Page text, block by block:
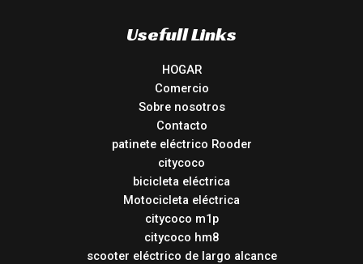
Usefull Links
HOGAR
Comercio
Sobre nosotros
Contacto
patinete eléctrico Rooder
citycoco
bicicleta eléctrica
Motocicleta eléctrica
citycoco m1p
citycoco hm8
scooter eléctrico de largo alcance